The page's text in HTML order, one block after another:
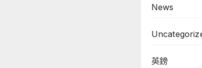
News
英鎊